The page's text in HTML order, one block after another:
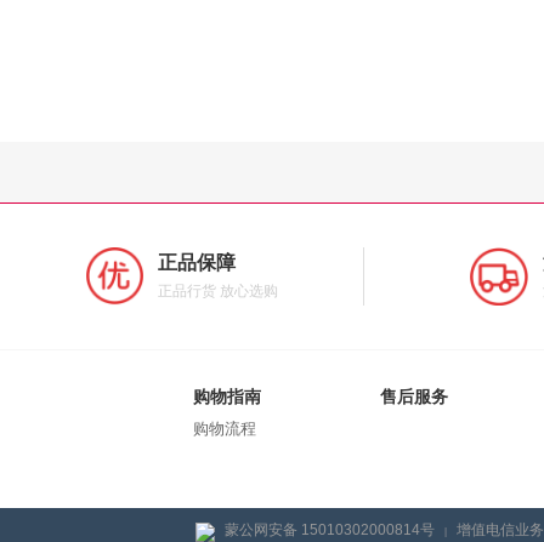
正品保障
正品行货 放心选购
购物指南
购物流程
售后服务
蒙公网安备 15010302000814号 | 增值电信业